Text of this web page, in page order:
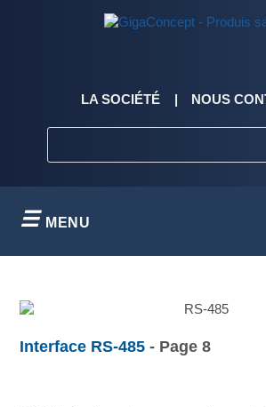
LA SOCIÉTÉ NOUS
MENU
Interface RS-485 - Page 8